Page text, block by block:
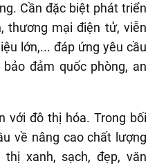
Cần đặc biệt phát triển
thương mại điện tử, viễn
lớn,... đáp ứng yêu cầu
đảm quốc phòng, an
với đô thị hóa. Trong bối
về nâng cao chất lượng
xanh, sạch, đẹp, văn